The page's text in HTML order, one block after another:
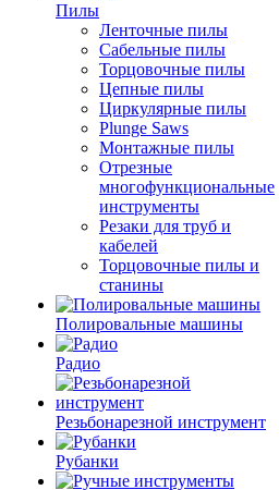
Пилы
Ленточные пилы
Сабельные пилы
Торцовочные пилы
Цепные пилы
Циркулярные пилы
Plunge Saws
Монтажные пилы
Отрезные
многофункциональные
инструменты
Резаки для труб и
кабелей
Торцовочные пилы и
станины
Полировальные машины
Радио
Резьбонарезной инструмент
Рубанки